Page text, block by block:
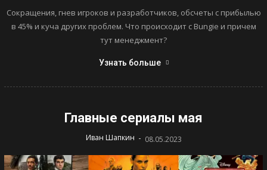
Сокращения, гнев игроков и разработчиков, обсчеты с прибылью
в 45% и куча других проблем. Что происходит с Bungie и причем
тут менеджмент?
Узнать больше
Главные сериалы мая
Иван Шапкин - 08.05.2023